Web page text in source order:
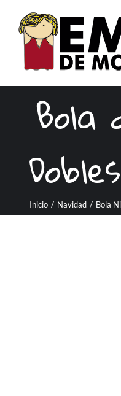
contenido
Bola
Inicio / Navidad / Bola